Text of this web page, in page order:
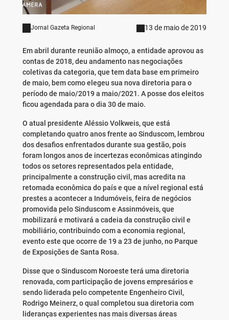
Jornal Gazeta Regional 13 de maio de 2019
Em abril durante reunião almoço, a entidade aprovou as
contas de 2018, deu andamento nas negociações
coletivas da categoria, que tem data base em primeiro
de maio, bem como elegeu sua nova diretoria para o
período de maio/2019 a maio/2021. A posse dos eleitos
ficou agendada para o dia 30 de maio.
O atual presidente Aléssio Volkweis, que está
completando quatro anos frente ao Sinduscom, lembrou
dos desafios enfrentados durante sua gestão, pois
foram longos anos de incertezas econômicas atingindo
todos os setores representados pela entidade,
principalmente a construção civil, mas acredita na
retomada econômica do país e que a nível regional está
prestes a acontecer a Indumóveis, feira de negócios
promovida pelo Sinduscom e Assinmóveis, que
mobilizará e motivará a cadeia da construção civil e
mobiliário, contribuindo com a economia regional,
evento este que ocorre de 19 a 23 de junho, no Parque
de Exposições de Santa Rosa.
Disse que o Sinduscom Noroeste terá uma diretoria
renovada, com participação de jovens empresários e
sendo liderada pelo competente Engenheiro Civil,
Rodrigo Meinerz, o qual completou sua diretoria com
lideranças experientes nas mais diversas áreas